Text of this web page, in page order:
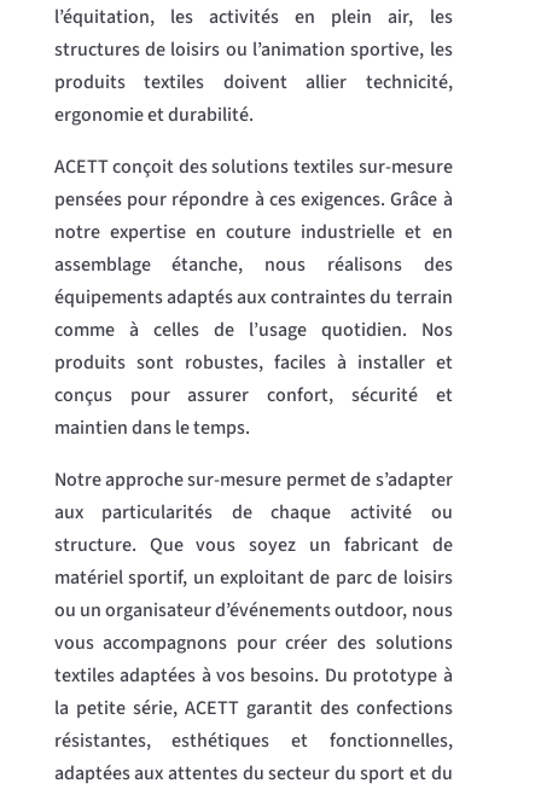
l’équitation, les activités en plein air, les
structures de loisirs ou l’animation sportive, les
produits textiles doivent allier technicité,
ergonomie et durabilité.
ACETT conçoit des solutions textiles sur-mesure
pensées pour répondre à ces exigences. Grâce à
notre expertise en couture industrielle et en
assemblage étanche, nous réalisons des
équipements adaptés aux contraintes du terrain
comme à celles de l’usage quotidien. Nos
produits sont robustes, faciles à installer et
conçus pour assurer confort, sécurité et
maintien dans le temps.
Notre approche sur-mesure permet de s’adapter
aux particularités de chaque activité ou
structure. Que vous soyez un fabricant de
matériel sportif, un exploitant de parc de loisirs
ou un organisateur d’événements outdoor, nous
vous accompagnons pour créer des solutions
textiles adaptées à vos besoins. Du prototype à
la petite série, ACETT garantit des confections
résistantes, esthétiques et fonctionnelles,
adaptées aux attentes du secteur du sport et du